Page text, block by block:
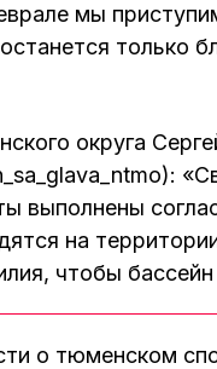
мы
только
округа
выполнены
на
чтобы
о тюменском